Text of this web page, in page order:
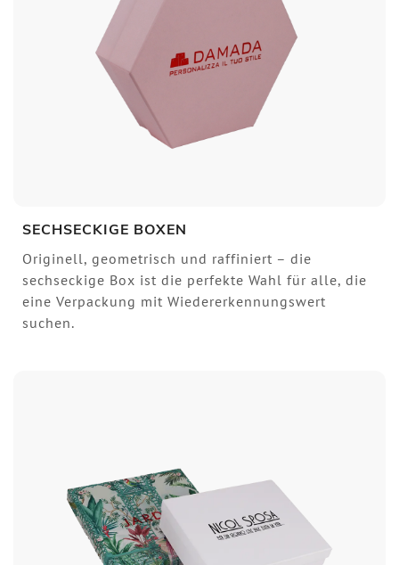
SECHSECKIGE BOXEN
Originell, geometrisch und raffiniert – die
sechseckige Box ist die perfekte Wahl für alle, die
eine Verpackung mit Wiedererkennungswert
suchen.